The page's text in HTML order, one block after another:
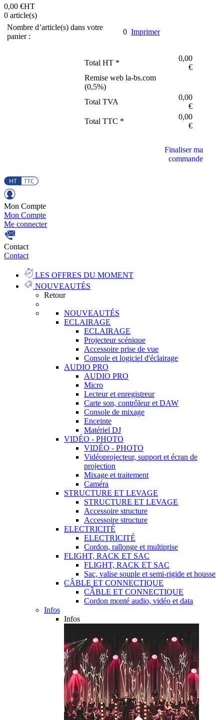
0,00 €HT
0 article(s)
Nombre d’article(s) dans votre
panier :
0 Imprimer
Total HT *
0,00
€
Remise web la-bs.com
(0,5%)
Total TVA
0,00
€
Total TTC *
0,00
€
Finaliser ma
commande
Mon Compte
Mon Compte
Me connecter
Contact
Contact
LES OFFRES DU MOMENT
NOUVEAUTÉS
Retour
NOUVEAUTÉS
ECLAIRAGE
ECLAIRAGE
Projecteur scénique
Accessoire prise de vue
Console et logiciel d'éclairage
AUDIO PRO
AUDIO PRO
Micro
Lecteur et enregistreur
Carte son, contrôleur et DAW
Console de mixage
Enceinte
Matériel DJ
VIDÉO - PHOTO
VIDÉO - PHOTO
Vidéoprojecteur, support et écran de
projection
Mixage et traitement
Caméra
STRUCTURE ET LEVAGE
STRUCTURE ET LEVAGE
Accessoire structure
Accessoire structure
ELECTRICITÉ
ELECTRICITÉ
Cordon, rallonge et multiprise
FLIGHT, RACK ET SAC
FLIGHT, RACK ET SAC
Sac, valise souple et semi-rigide et housse
CÂBLE ET CONNECTIQUE
CÂBLE ET CONNECTIQUE
Cordon monté audio, vidéo et data
Infos
Infos